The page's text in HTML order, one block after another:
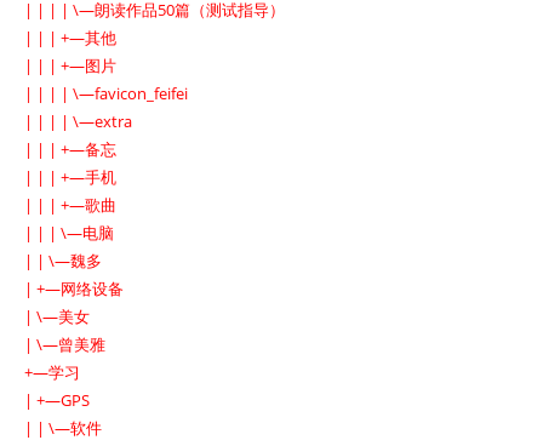
| | | | \—朗读作品50篇（测试指导）
| | | +—其他
| | | +—图片
| | | | \—favicon_feifei
| | | | \—extra
| | | +—备忘
| | | +—手机
| | | +—歌曲
| | | \—电脑
| | \—魏多
| +—网络设备
| \—美女
| \—曾美雅
+—学习
| +—GPS
| | \—软件